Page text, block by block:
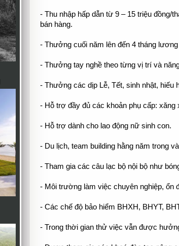
- Thu nhập hấp dẫn từ 9 – 15 triệu đồng/
bán hàng.
- Thưởng cuối năm lên đến 4 tháng
- Thưởng tay nghề theo từng vị trí và
- Thưởng các dịp Lễ, Tết, sinh nhật, hiếu
- Hỗ trợ đầy đủ các khoản phụ cấp:
- Hỗ trợ dành cho lao động nữ sinh con.
- Du lịch, team building hằng năm trong
- Tham gia các câu lạc bộ nội bộ như
- Môi trường làm việc chuyên nghiệp, ổn
- Các chế độ bảo hiểm BHXH, BHYT,
- Trong thời gian thử việc vẫn được